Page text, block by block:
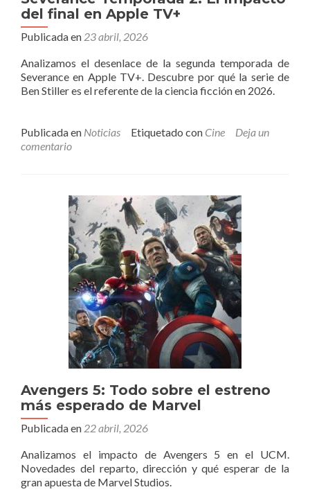
del final en Apple TV+
Publicada en 23 abril, 2026
Analizamos el desenlace de la segunda temporada de
Severance en Apple TV+. Descubre por qué la serie de
Ben Stiller es el referente de la ciencia ficción en 2026.
Publicada en Noticias Etiquetado con Cine
Deja un
comentario
Avengers 5: Todo sobre el estreno
más esperado de Marvel
Publicada en 22 abril, 2026
Analizamos el impacto de Avengers 5 en el UCM.
Novedades del reparto, dirección y qué esperar de la
gran apuesta de Marvel Studios.